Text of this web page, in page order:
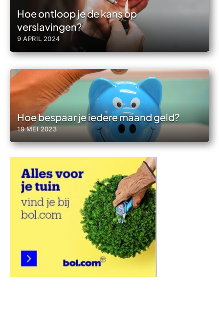
Hoe ontloop je de kans op
verslavingen?
9 APRIL 2024
Hoe bespaar je iedere maand geld?
19 MEI 2023